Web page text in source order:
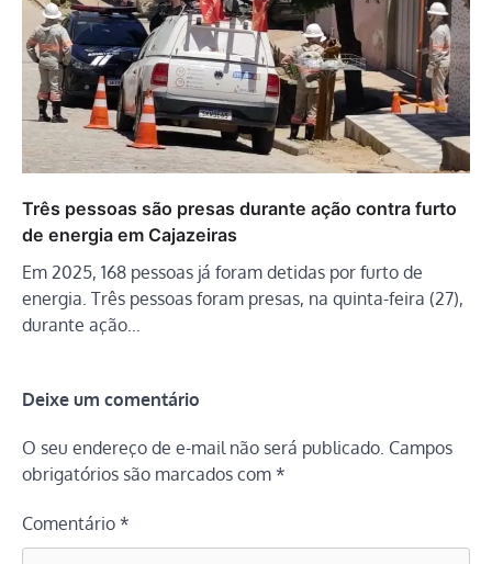
Três pessoas são presas durante ação contra furto
de energia em Cajazeiras
Em 2025, 168 pessoas já foram detidas por furto de
energia. Três pessoas foram presas, na quinta-feira (27),
durante ação…
Deixe um comentário
O seu endereço de e-mail não será publicado. Campos
obrigatórios são marcados com *
Comentário *